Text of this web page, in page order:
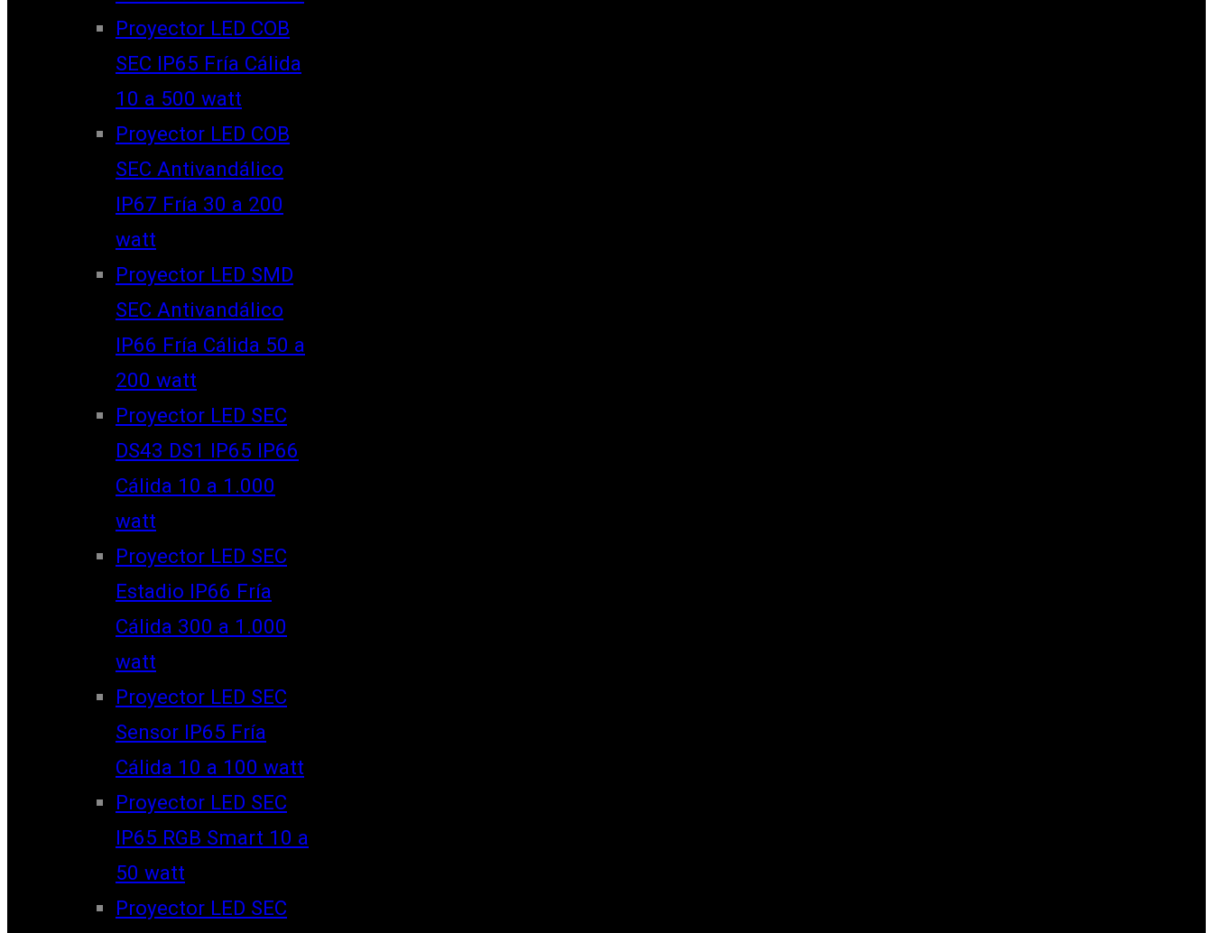
Proyector LED COB
SEC IP65 Fría Cálida
10 a 500 watt
Proyector LED COB
SEC Antivandálico
IP67 Fría 30 a 200
watt
Proyector LED SMD
SEC Antivandálico
IP66 Fría Cálida 50 a
200 watt
Proyector LED SEC
DS43 DS1 IP65 IP66
Cálida 10 a 1.000
watt
Proyector LED SEC
Estadio IP66 Fría
Cálida 300 a 1.000
watt
Proyector LED SEC
Sensor IP65 Fría
Cálida 10 a 100 watt
Proyector LED SEC
IP65 RGB Smart 10 a
50 watt
Proyector LED SEC